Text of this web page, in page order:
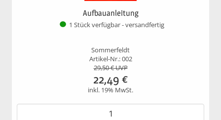
Aufbauanleitung
1 Stück verfügbar - versandfertig
Sommerfeldt
Artikel-Nr.: 002
29,50€ UVP
22,49 €
inkl. 19% MwSt.